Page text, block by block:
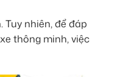
nhiên, để đáp
thông minh, việc